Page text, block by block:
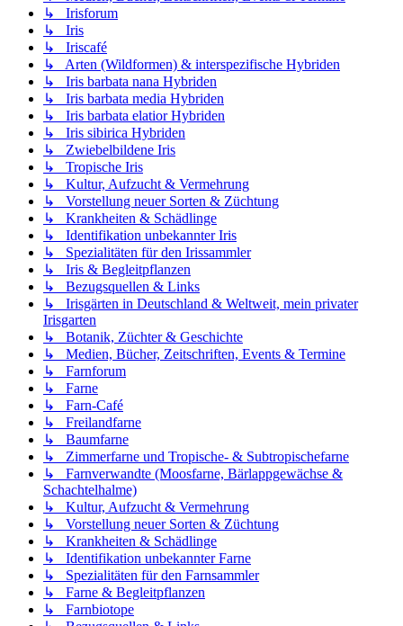
↳ Irisforum
↳ Iris
↳ Iriscafé
↳ Arten (Wildformen) & interspezifische Hybriden
↳ Iris barbata nana Hybriden
↳ Iris barbata media Hybriden
↳ Iris barbata elatior Hybriden
↳ Iris sibirica Hybriden
↳ Zwiebelbildene Iris
↳ Tropische Iris
↳ Kultur, Aufzucht & Vermehrung
↳ Vorstellung neuer Sorten & Züchtung
↳ Krankheiten & Schädlinge
↳ Identifikation unbekannter Iris
↳ Spezialitäten für den Irissammler
↳ Iris & Begleitpflanzen
↳ Bezugsquellen & Links
↳ Irisgärten in Deutschland & Weltweit, mein privater
Irisgarten
↳ Botanik, Züchter & Geschichte
↳ Medien, Bücher, Zeitschriften, Events & Termine
↳ Farnforum
↳ Farne
↳ Farn-Café
↳ Freilandfarne
↳ Baumfarne
↳ Zimmerfarne und Tropische- & Subtropischefarne
↳ Farnverwandte (Moosfarne, Bärlappgewächse &
Schachtelhalme)
↳ Kultur, Aufzucht & Vermehrung
↳ Vorstellung neuer Sorten & Züchtung
↳ Krankheiten & Schädlinge
↳ Identifikation unbekannter Farne
↳ Spezialitäten für den Farnsammler
↳ Farne & Begleitpflanzen
↳ Farnbiotope